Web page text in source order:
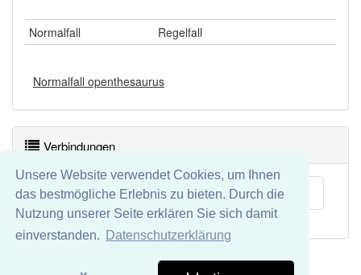
Unsere Website verwendet Cookies, um Ihnen
das bestmögliche Erlebnis zu bieten. Durch die
Nutzung unserer Seite erklären Sie sich damit
einverstanden.
Datenschutzerklärung
Normalfall Regelfall
Normalfall openthesaurus
Verbindungen
Alltagssprache
Datenschutz